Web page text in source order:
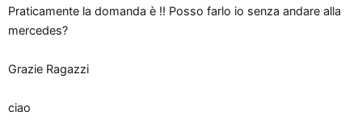
Praticamente la domanda è !! Posso farlo io senza andare alla
mercedes?
Grazie Ragazzi
ciao